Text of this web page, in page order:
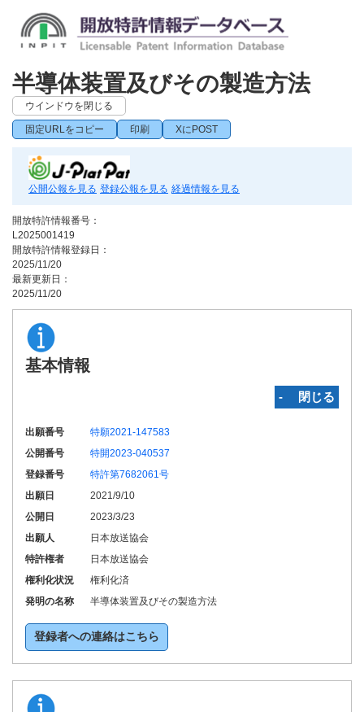
半導体装置及びその製造方法
ウインドウを閉じる
固定URLをコピー 印刷 XにPOST
公開公報を見る 登録公報を見る 経過情報を見る
開放特許情報番号：
L2025001419
開放特許情報登録日：
2025/11/20
最新更新日：
2025/11/20
基本情報
‐ 閉じる
出願番号
特願2021-147583
公開番号
特開2023-040537
登録番号
特許第7682061号
出願日
2021/9/10
公開日
2023/3/23
出願人
日本放送協会
特許権者
日本放送協会
権利化状況
権利化済
発明の名称
半導体装置及びその製造方法
登録者への連絡はこちら